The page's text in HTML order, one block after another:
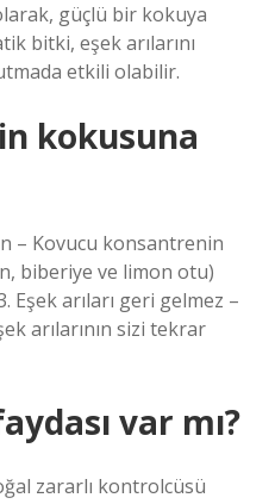
güçlü bir kokuya
bitki, eşek arılarını
etkili olabilir.
kokusuna
– Kovucu konsantrenin
biberiye ve limon otu)
Eşek arıları geri gelmez –
arılarının sizi tekrar
var mı?
zararlı kontrolcüsü